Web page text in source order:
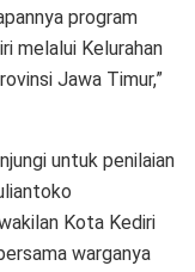
program
melalui Kelurahan
Jawa Timur,”
untuk penilaian
Kota Kediri
warganya